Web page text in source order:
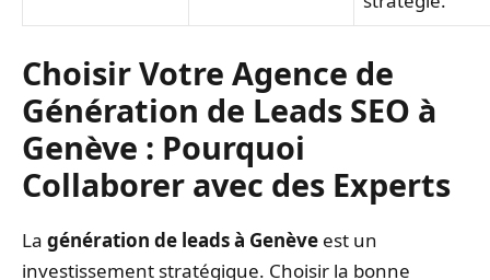
Choisir Votre Agence de
Génération de Leads SEO à
Genève : Pourquoi
Collaborer avec des Experts
La génération de leads à Genève est un
investissement stratégique. Choisir la bonne